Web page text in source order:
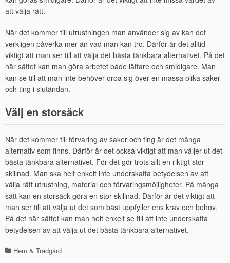
att välja rätt.
När det kommer till utrustningen man använder sig av kan det
verkligen påverka mer än vad man kan tro. Därför är det alltid
viktigt att man ser till att välja det bästa tänkbara alternativet. På det
här sättet kan man göra arbetet både lättare och smidigare. Man
kan se till att man inte behöver oroa sig över en massa olika saker
och ting i slutändan.
Välj en storsäck
När det kommer till förvaring av saker och ting är det många
alternativ som finns. Därför är det också viktigt att man väljer ut det
bästa tänkbara alternativet. För det gör trots allt en riktigt stor
skillnad. Man ska helt enkelt inte underskatta betydelsen av att
välja rätt utrustning, material och förvaringsmöjligheter. På många
sätt kan en storsäck göra en stor skillnad. Därför är det viktigt att
man ser till att välja ut det som bäst uppfyller ens krav och behov.
På det här sättet kan man helt enkelt se till att inte underskatta
betydelsen av att välja ut det bästa tänkbara alternativet.
Kategorier
Hem & Trädgård